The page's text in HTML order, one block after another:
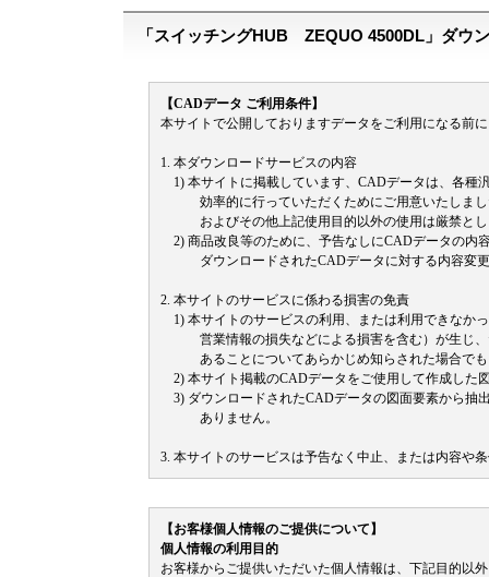
「スイッチングHUB ZEQUO 4500DL」ダウ
【CADデータ ご利用条件】
本サイトで公開しておりますデータをご利用になる前
1. 本ダウンロードサービスの内容
1) 本サイトに掲載しています、CADデータは、各種
効率的に行っていただくためにご用意いたしまし
およびその他上記使用目的以外の使用は厳禁とし
2) 商品改良等のために、予告なしにCADデータの内
ダウンロードされたCADデータに対する内容変更
2. 本サイトのサービスに係わる損害の免責
1) 本サイトのサービスの利用、または利用できなか
営業情報の損失などによる損害を含む）が生じ、
あることについてあらかじめ知らされた場合でも
2) 本サイト掲載のCADデータをご使用して作成した
3) ダウンロードされたCADデータの図面要素から抽
ありません。
3. 本サイトのサービスは予告なく中止、または内容や
【お客様個人情報のご提供について】
個人情報の利用目的
お客様からご提供いただいた個人情報は、下記目的以